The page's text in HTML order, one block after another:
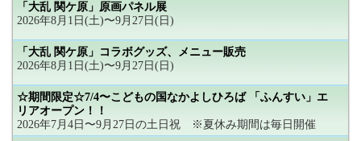
「大乱 関ケ原」原画パネル展
2026年8月1日(土)〜9月27日(日)
「大乱 関ケ原」コラボグッズ、メニュー販売
2026年8月1日(土)〜9月27日(日)
☆期間限定☆7/4〜こどもの国なかよしひろば 「ふんすい」エ
リアオープン！！
2026年7月4日〜9月27日の土日祝 ※夏休み期間は毎日開催